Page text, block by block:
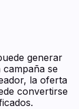
generar
campaña se
la oferta
convertirse